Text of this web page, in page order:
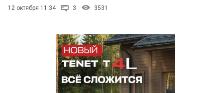
12 октября 11:34 3 3531